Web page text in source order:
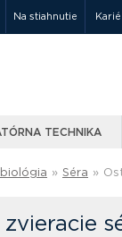
Na stiahnutie
TECHNIKA
» Séra »